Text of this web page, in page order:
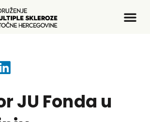
JU Fonda u